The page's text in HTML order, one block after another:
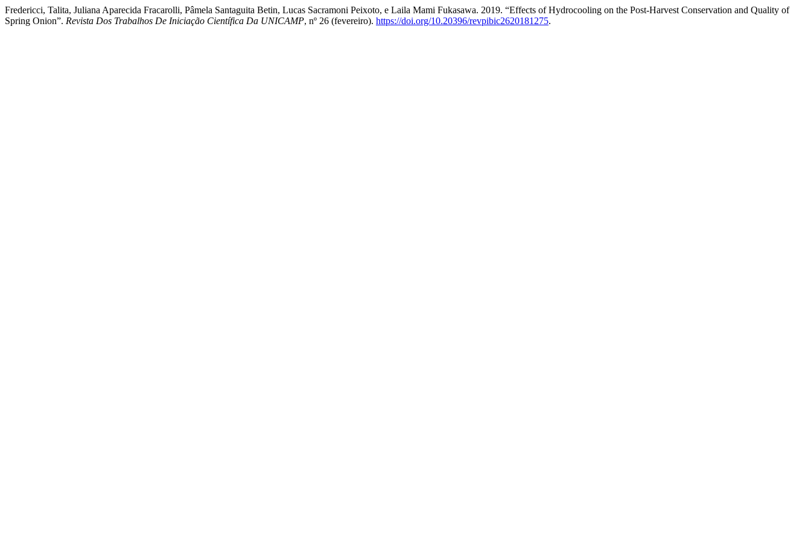
Fredericci, Talita, Juliana Aparecida Fracarolli, Pâmela Santaguita Betin, Lucas Sacramoni Peixoto, e Laila Mami Fukasawa. 2019. “Effects of Hydrocooling on the Post-Harvest Conservation and Quality of
Spring Onion”. Revista Dos Trabalhos De Iniciação Científica Da UNICAMP, nº 26 (fevereiro). https://doi.org/10.20396/revpibic2620181275.